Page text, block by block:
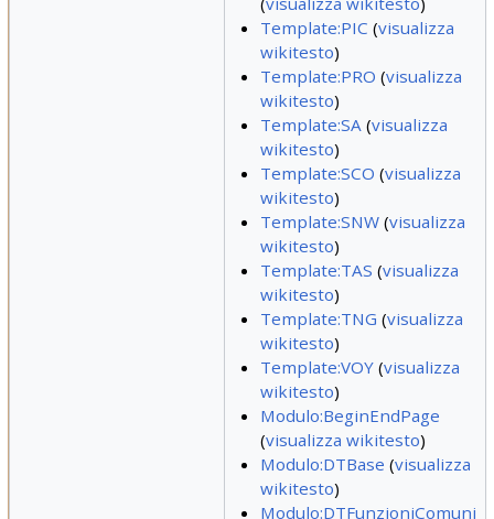
Template:PIC (visualizza
wikitesto)
Template:PRO (visualizza
wikitesto)
Template:SA(visualizza
wikitesto)
Template:SCO (visualizza
wikitesto)
Template:SNW(visualizza
wikitesto)
Template:TAS (visualizza
wikitesto)
Template:TNG (visualizza
wikitesto)
Template:VOY(visualizza
wikitesto)
Modulo:BeginEndPage
(visualizza wikitesto)
Modulo:DTBase (visualizza
wikitesto)
Modulo:DTFunzioniComuni